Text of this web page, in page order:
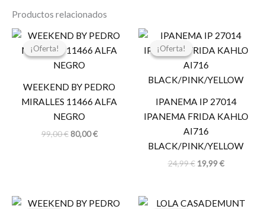
Productos relacionados
¡Oferta!
¡Oferta!
WEEKEND BY PEDRO
MIRALLES 11466 ALFA
NEGRO
99,00€
El
original
era:
80,00€
El
actual
¡Oferta!
¡Oferta!
IPANEMA IP 27014
IPANEMA FRIDA KAHLO
AI716
BLACK/PINK/YELLOW
24,99€
El
original
era:
24,99 €.
19,99€
El
actual
19,99 €.
El
El
El
El